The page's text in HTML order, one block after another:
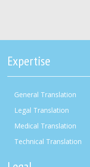
Expertise
General Translation
Legal Translation
Medical Translation
Technical Translation